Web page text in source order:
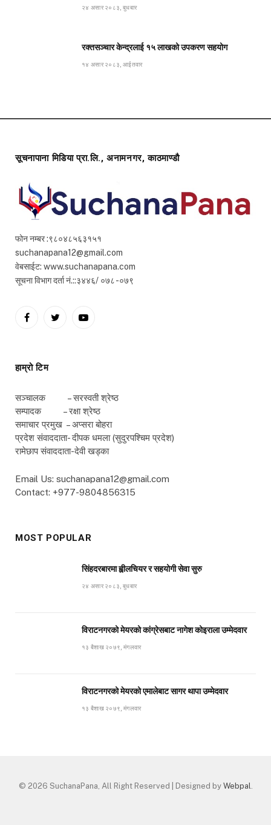
२४ असार २०८३, बुधबार
रक्तसञ्चार केन्द्रलाई १५ लाखको उपकरण सहयोग
१४ असार २०८३, आईतवार
सूचनापाना मिडिया प्रा.लि., अनामनगर, काठमाण्डौ
फोन नम्बर :९८०४८५६३१५१
suchanapana12@gmail.com
वेबसाईट: www.suchanapana.com
सूचना विभाग दर्ता नं.::३४४६/ ०७८ -०७९
FacebookTwitterYouTube
हाम्रो टिम
सञ्चालक – सरस्वती श्रेष्ठ
सम्पादक – रक्षा श्रेष्ठ
समाचार प्रमुख – अप्सरा बोहरा
प्रदेश संवाददाता- दीपक धमला (सुदुरपश्चिम प्रदेश)
रामेछाप संवाददाता-देवी खड्का
Email Us: suchanapana12@gmail.com
Contact: +977-9804856315
MOST POPULAR
सिंहदरबारमा ह्वीलचियर र सहयोगी सेवा सुरु
२४ असार २०८३, बुधबार
विराटनगरको मेयरको कांग्रेसबाट नागेश कोइराला उम्मेदवार
१३ बैशाख २०७९, मंगलवार
विराटनगरको मेयरको एमालेबाट सागर थापा उम्मेदवार
१३ बैशाख २०७९, मंगलवार
© 2026 SuchanaPana, All Right Reserved | Designed by Webpal